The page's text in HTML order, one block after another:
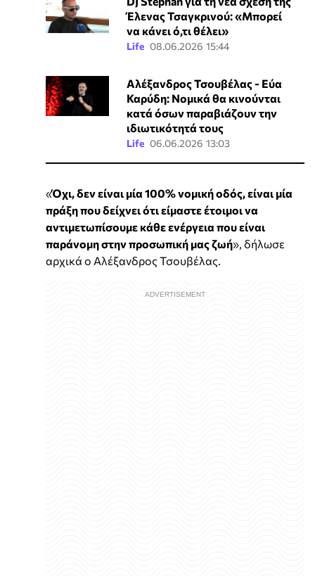
Έλενας Τσαγκρινού: «Μπορεί
να κάνει ό,τι θέλει»
Life 08.06.2026 15:44
Αλέξανδρος Τσουβέλας - Εύα
Καρύδη: Νομικά θα κινούνται
κατά όσων παραβιάζουν την
ιδιωτικότητά τους
Life 06.06.2026 13:03
«Όχι, δεν είναι μία 100% νομική οδός, είναι μία
πράξη που δείχνει ότι είμαστε έτοιμοι να
αντιμετωπίσουμε κάθε ενέργεια που είναι
παράνομη στην προσωπική μας ζωή», δήλωσε
αρχικά ο Αλέξανδρος Τσουβέλας.